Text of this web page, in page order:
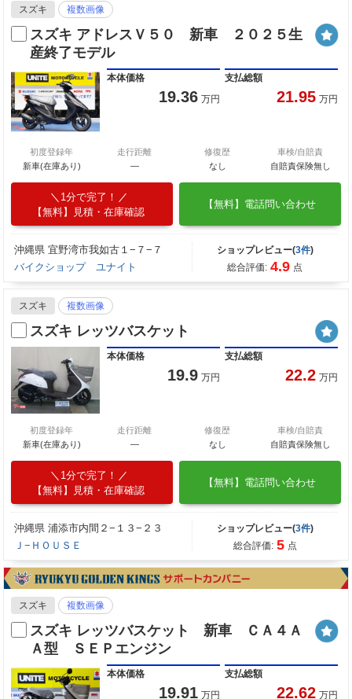
スズキ 複数画像
スズキ アドレスＶ５０ 新車 ２０２５生
産終了モデル
本体価格
19.36 万円
支払総額
21.95 万円
初度登録年
新車(在庫あり)
走行距離
―
修復歴
なし
車検/自賠責
自賠責保険無し
1分で完了！
【無料】見積・在庫確認
【無料】電話問い合わせ
沖縄県 宜野湾市我如古１−７−７
バイクショップ ユナイト
ショップレビュー(3件)
総合評価: 4.9 点
スズキ 複数画像
スズキ レッツバスケット
本体価格
19.9 万円
支払総額
22.2 万円
初度登録年
新車(在庫あり)
走行距離
―
修復歴
なし
車検/自賠責
自賠責保険無し
1分で完了！
【無料】見積・在庫確認
【無料】電話問い合わせ
沖縄県 浦添市内間２−１３−２３
Ｊ−ＨＯＵＳＥ
ショップレビュー(3件)
総合評価: 5 点
スズキ 複数画像
スズキ レッツバスケット 新車 ＣＡ４Ａ
Ａ型 ＳＥＰエンジン
本体価格
19.91 万円
支払総額
22.62 万円